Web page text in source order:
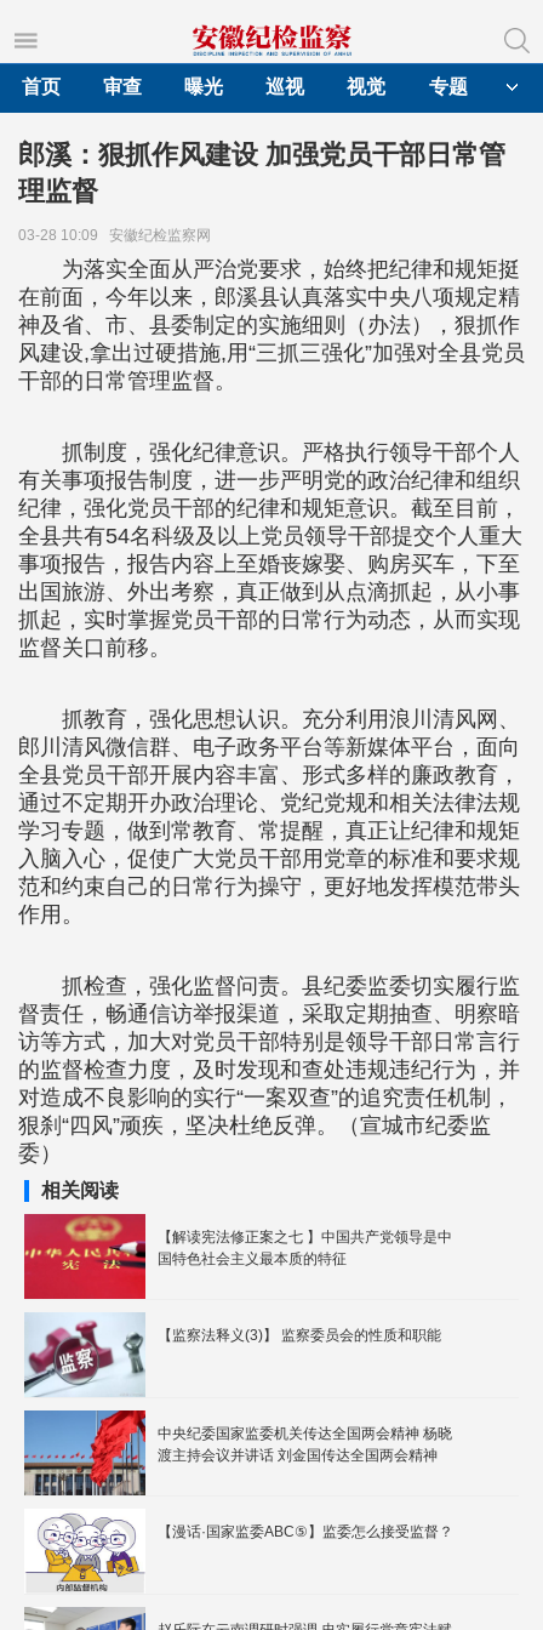
首页
审查 曝光 巡视 视觉 专题
郎溪：狠抓作风建设 加强党员干部日常管
理监督
03-28 10:09 安徽纪检监察网
为落实全面从严治党要求，始终把纪律和规矩挺
在前面，今年以来，郎溪县认真落实中央八项规定精
神及省、市、县委制定的实施细则（办法），狠抓作
风建设,拿出过硬措施,用“三抓三强化”加强对全县党员
干部的日常管理监督。
抓制度，强化纪律意识。严格执行领导干部个人
有关事项报告制度，进一步严明党的政治纪律和组织
纪律，强化党员干部的纪律和规矩意识。截至目前，
全县共有54名科级及以上党员领导干部提交个人重大
事项报告，报告内容上至婚丧嫁娶、购房买车，下至
出国旅游、外出考察，真正做到从点滴抓起，从小事
抓起，实时掌握党员干部的日常行为动态，从而实现
监督关口前移。
抓教育，强化思想认识。充分利用浪川清风网、
郎川清风微信群、电子政务平台等新媒体平台，面向
全县党员干部开展内容丰富、形式多样的廉政教育，
通过不定期开办政治理论、党纪党规和相关法律法规
学习专题，做到常教育、常提醒，真正让纪律和规矩
入脑入心，促使广大党员干部用党章的标准和要求规
范和约束自己的日常行为操守，更好地发挥模范带头
作用。
抓检查，强化监督问责。县纪委监委切实履行监
督责任，畅通信访举报渠道，采取定期抽查、明察暗
访等方式，加大对党员干部特别是领导干部日常言行
的监督检查力度，及时发现和查处违规违纪行为，并
对造成不良影响的实行“一案双查”的追究责任机制，
狠刹“四风”顽疾，坚决杜绝反弹。（宣城市纪委监
委）
相关阅读
【解读宪法修正案之七 】中国共产党领导是中
国特色社会主义最本质的特征
【监察法释义(3)】 监察委员会的性质和职能
中央纪委国家监委机关传达全国两会精神 杨晓
渡主持会议并讲话 刘金国传达全国两会精神
【漫话·国家监委ABC⑤】监委怎么接受监督？